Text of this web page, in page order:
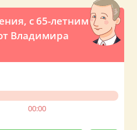
с 65-летним
Владимира
00:00